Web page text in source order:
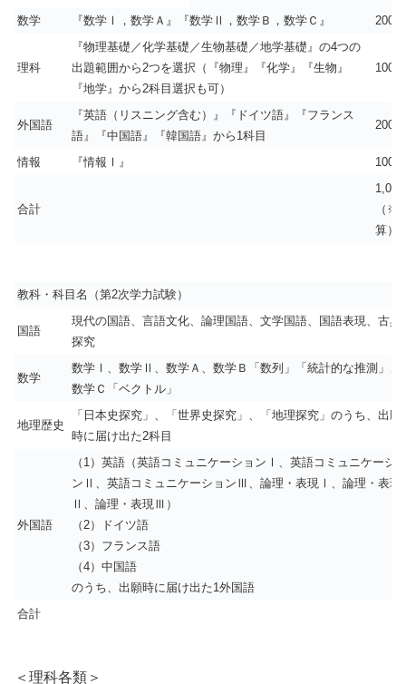
数学 『数学Ⅰ，数学Ａ』『数学Ⅱ，数学Ｂ，数学Ｃ』 200
理科
『物理基礎／化学基礎／生物基礎／地学基礎』の4つの
出題範囲から2つを選択（『物理』『化学』『生物』
『地学』から2科目選択も可）
100
外国語
『英語（リスニング含む）』『ドイツ語』『フランス
語』『中国語』『韓国語』から1科目
200
情報 『情報Ⅰ』 100
合計
1,000
（
算）
教科・科目名（第2次学力試験）
国語
現代の国語、言語文化、論理国語、文学国語、国語表現、古典
探究
数学
数学Ⅰ、数学Ⅱ、数学Ａ、数学Ｂ「数列」「統計的な推測」、
数学Ｃ「ベクトル」
地理歴史
「日本史探究」、「世界史探究」、「地理探究」のうち、出願
時に届け出た2科目
外国語
（1）英語（英語コミュニケーションⅠ、英語コミュニケーシ
ンⅡ、英語コミュニケーションⅢ、論理・表現Ⅰ、論理・表現
Ⅱ、論理・表現Ⅲ）
（2）ドイツ語
（3）フランス語
（4）中国語
のうち、出願時に届け出た1外国語
合計
＜理科各類＞